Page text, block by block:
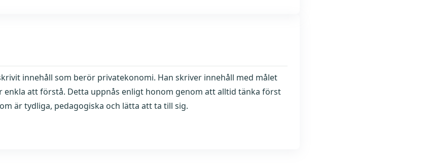
innehåll som berör privatekonomi. Han skriver innehåll med målet
att förstå. Detta uppnås enligt honom genom att alltid tänka först
är tydliga, pedagogiska och lätta att ta till sig.